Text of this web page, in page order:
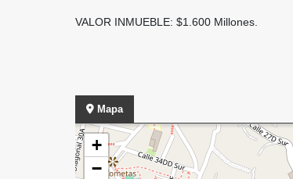
VALOR INMUEBLE: $1.600 Millones.
Mapa
+
−